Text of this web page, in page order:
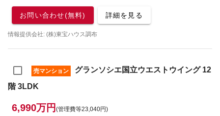
お問い合わせ(無料) 詳細を見る
情報提供会社: (株)東宝ハウス調布
売マンション
グランソシエ国立ウエストウイング 12
階 3LDK
6,990万円 (管理費等23,040円)